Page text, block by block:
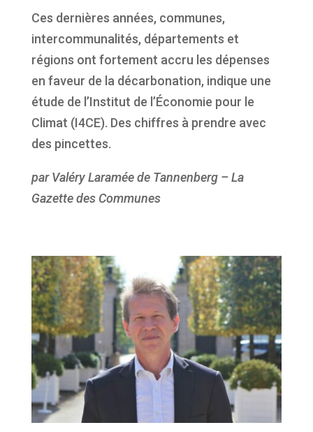
Ces dernières années, communes,
intercommunalités, départements et
régions ont fortement accru les dépenses
en faveur de la décarbonation, indique une
étude de l’Institut de l’Économie pour le
Climat (I4CE). Des chiffres à prendre avec
des pincettes.
par Valéry Laramée de Tannenberg – La
Gazette des Communes